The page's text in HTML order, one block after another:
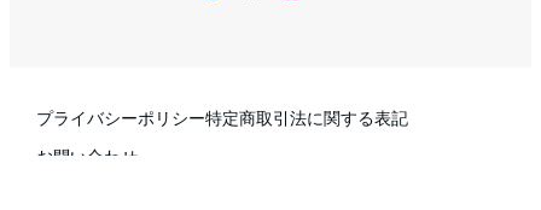
プライバシーポリシー特定商取引法に関する表記
お問い合わせ